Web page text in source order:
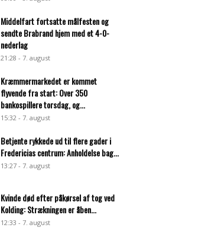
Middelfart fortsatte målfesten og
sendte Brabrand hjem med et 4-0-
nederlag
21:28 - 7. august
Kræmmermarkedet er kommet
flyvende fra start: Over 350
bankospillere torsdag, og...
15:32 - 7. august
Betjente rykkede ud til flere gader i
Fredericias centrum: Anholdelse bag...
13:27 - 7. august
Kvinde død efter påkørsel af tog ved
Kolding: Strækningen er åben...
12:33 - 7. august